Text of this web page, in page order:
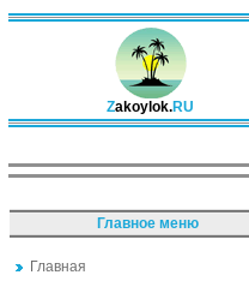
Zakoylok.RU
Главное меню
Главная